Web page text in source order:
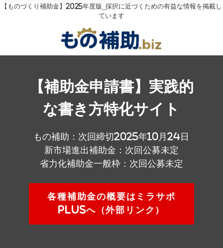
【ものづくり補助金】2025年度版_採択に近づくための有益な情報を掲載し
ています
【補助金申請書】実践的
な書き方特化サイト
もの補助：次回締切2025年10月24日
新市場進出補助金：次回公募未定
省力化補助金一般枠：次回公募未定
各種補助金の概要はミラサポ
plusへ（外部リンク）